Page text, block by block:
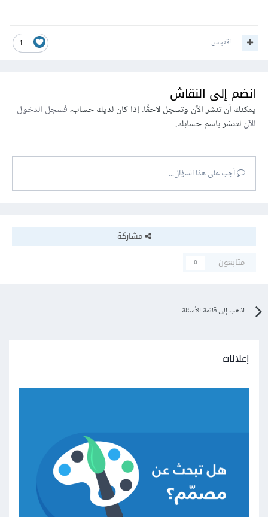
1 اقتباس
انضم إلى النقاش
يمكنك أن تنشر الآن وتسجل لاحقًا. إذا كان لديك حساب،فسجل الدخول
الآنلتنشر باسم حسابك.
أجب على هذا السؤال...
مشاركة
متابعون
0
اذهب إلى قائمة الأسئلة
إعلانات